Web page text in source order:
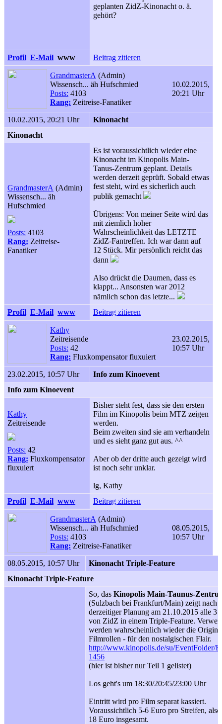
geplanten ZidZ-Kinonacht o. ä.
gehört?
Profil E-Mail www Beitrag zitieren
GrandmasterA (Admin)
Wissensch... äh Hufschmied
Posts: 4103
Rang: Zeitreise-Fanatiker
10.02.2015,
20:21 Uhr
10.02.2015, 20:21 Uhr
Kinonacht
Kinonacht
GrandmasterA (Admin)
Wissensch... äh
Hufschmied
Posts: 4103
Rang: Zeitreise-
Fanatiker
Es ist voraussichtlich wieder eine
Kinonacht im Kinopolis Main-
Tanus-Zentrum geplant. Details
werden derzeit geprüft. Sobald etwas
fest steht, wird es sicherlich auch
publik gemacht
Übrigens: Von meiner Seite wird das
mit ziemlich hoher
Wahrscheinlichkeit das LETZTE
ZidZ-Fantreffen. Ich war dann auf
12 Stück. Mir persönlich reicht das
dann
Also drückt die Daumen, dass es
klappt... Ansonsten war 2012
nämlich schon das letzte...
Profil E-Mail www Beitrag zitieren
Kathy
Zeitreisende
Posts: 42
Rang: Fluxkompensator fluxuiert
23.02.2015,
10:57 Uhr
23.02.2015, 10:57 Uhr
Info zum Kinoevent
Info zum Kinoevent
Kathy
Zeitreisende
Posts: 42
Rang: Fluxkompensator
fluxuiert
Bisher steht fest, dass sie den ersten
Film im Kinopolis beim MTZ zeigen
werden.
Beim zweiten sind sie am verhandeln
und es sieht ganz gut aus. ^^
Aber ob der dritte auch gezeigt wird
ist noch sehr unklar.
lg, Kathy
Profil E-Mail www Beitrag zitieren
GrandmasterA (Admin)
Wissensch... äh Hufschmied
Posts: 4103
Rang: Zeitreise-Fanatiker
08.05.2015,
10:57 Uhr
08.05.2015, 10:57 Uhr
Kinonacht Triple-Feature
Kinonacht Triple-Feature
So, das Kinopolis Main-Taunus-
(Sulzbach bei Frankfurt/Main) zeigt nach
derzeitiger Planung am 21.10.2015 alle 3
von ZidZ in einem Triple-Feature.
werden wahrscheinlich wieder die
Filmrollen - für den nostalgischen Flair.
http://www.kinopolis.de/su/EventFolder/
1456
(hier ist bisher nur Teil 1 gelistet)
Los geht's um 18:30/20:45/23:00 Uhr
Eintritt wird pro Film separat kassiert.
Voraussichtlich 5-6 Euro pro Streifen,
18 Euro insgesamt.